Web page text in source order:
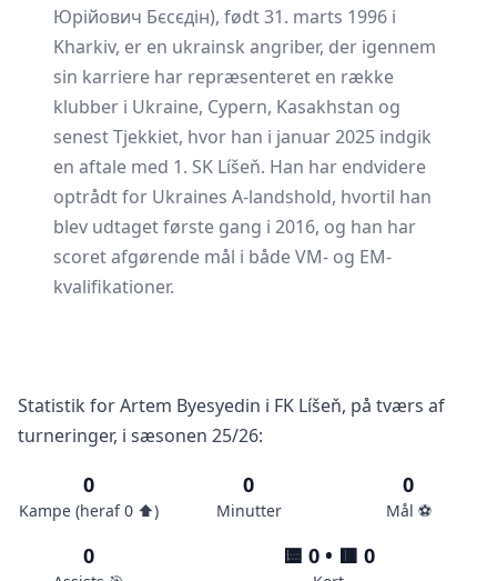
Юрійович Бєсєдін), født 31. marts 1996 i
Kharkiv, er en ukrainsk angriber, der igennem
sin karriere har repræsenteret en række
klubber i Ukraine, Cypern, Kasakhstan og
senest Tjekkiet, hvor han i januar 2025 indgik
en aftale med 1. SK Líšeň. Han har endvidere
optrådt for Ukraines A-landshold, hvortil han
blev udtaget første gang i 2016, og han har
scoret afgørende mål i både VM- og EM-
kvalifikationer.
Statistik for Artem Byesyedin i FK Líšeň, på tværs af
turneringer, i sæsonen 25/26:
0
Kampe (heraf 0 ⬆️)
0
Minutter
0
Mål ⚽️
0 🟨 0 • 🟥 0